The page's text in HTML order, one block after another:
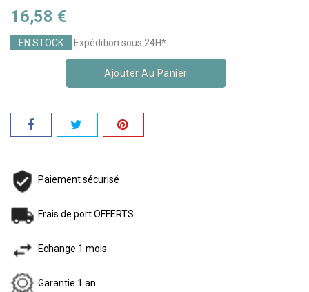
16,58 €
EN STOCK Expédition sous 24H*
Ajouter Au Panier
Paiement sécurisé
Frais de port OFFERTS
Echange 1 mois
Garantie 1 an